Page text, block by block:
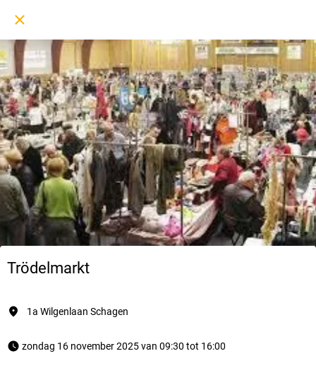
Trödelmarkt
1a Wilgenlaan Schagen
zondag 16 november 2025 van 09:30 tot 16:00